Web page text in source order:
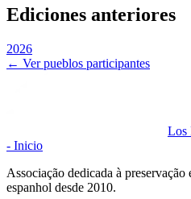
Ediciones anteriores
2026
← Ver pueblos participantes
Los
- Inicio
Associação dedicada à
espanhol desde 2010.